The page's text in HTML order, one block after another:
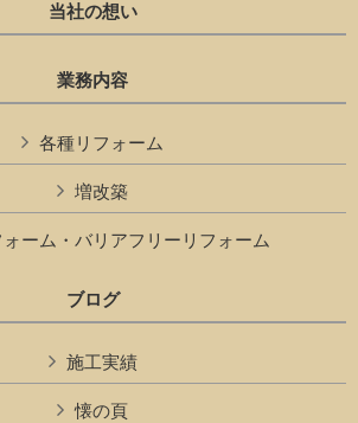
当社の想い
業務内容
各種リフォーム
増改築
ーム・バリアフリーリフォーム
ブログ
施工実績
懐の頁